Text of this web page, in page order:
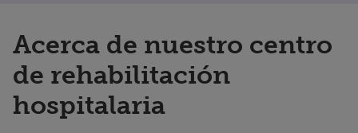
Acerca de nuestro centro
de rehabilitación
hospitalaria